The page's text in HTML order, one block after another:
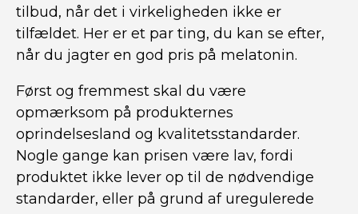
tilbud, når det i virkeligheden ikke er
tilfældet. Her er et par ting, du kan se efter,
når du jagter en god pris på melatonin.
Først og fremmest skal du være
opmærksom på produkternes
oprindelsesland og kvalitetsstandarder.
Nogle gange kan prisen være lav, fordi
produktet ikke lever op til de nødvendige
standarder, eller på grund af uregulerede